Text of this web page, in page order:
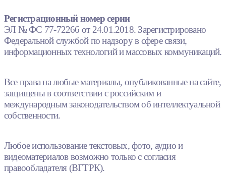
Регистрационный номер серии
ЭЛ № ФС 77-72266 от 24.01.2018. Зарегистрировано
Федеральной службой по надзору в сфере связи,
информационных технологий и массовых коммуникаций.
Все права на любые материалы, опубликованные на сайте,
защищены в соответствии с российским и
международным законодательством об интеллектуальной
собственности.
Любое использование текстовых, фото, аудио и
видеоматериалов возможно только с согласия
правообладателя (ВГТРК).